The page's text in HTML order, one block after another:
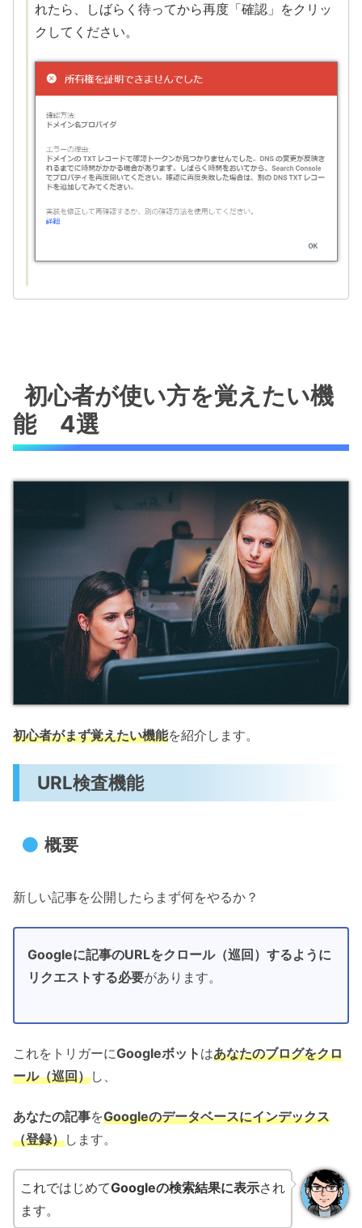
れたら、しばらく待ってから再度「確認」をクリッ
クしてください。
初心者が使い方を覚えたい機
能 4選
初心者がまず覚えたい機能を紹介します。
URL検査機能
概要
新しい記事を公開したらまず何をやるか？
Googleに記事のURLをクロール（巡回）するように
リクエストする必要があります。
これをトリガーにGoogleボット はあなたのブログをクロ
ール（巡回）し、
あなたの記事をGoogleのデータベースにインデックス
（登録）します。
これではじめてGoogleの検索結果に表示され
ます。